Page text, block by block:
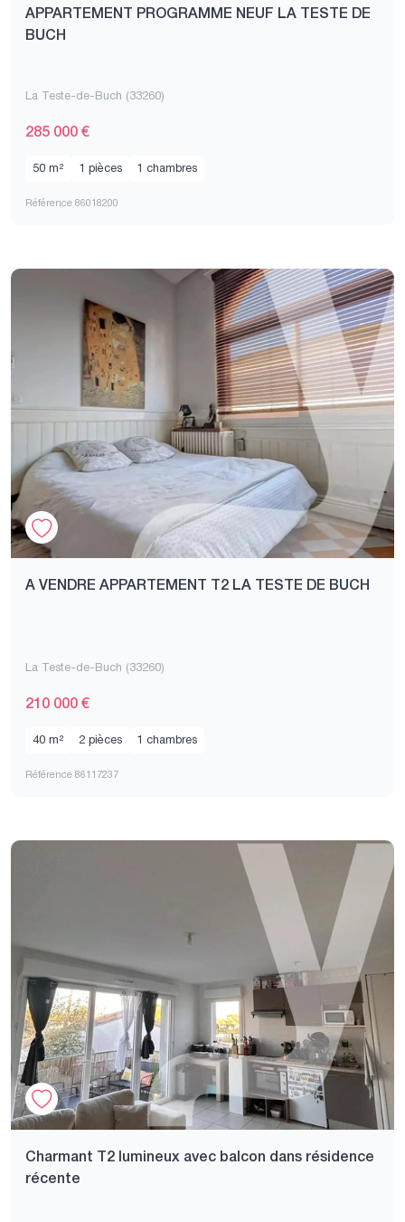
APPARTEMENT PROGRAMME NEUF LA TESTE DE
BUCH
La Teste-de-Buch (33260)
285 000 €
50 m² 1 pièces 1 chambres
Référence 86018200
A VENDRE APPARTEMENT T2 LA TESTE DE BUCH
La Teste-de-Buch (33260)
210 000 €
40 m² 2 pièces 1 chambres
Référence 86117237
Charmant T2 lumineux avec balcon dans résidence
récente